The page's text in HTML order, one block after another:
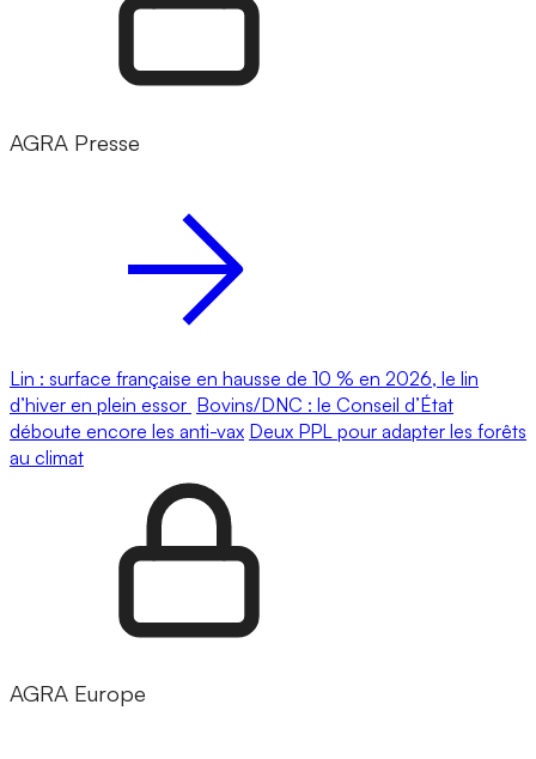
AGRA Presse
Lin : surface française en hausse de 10 % en 2026, le lin
d’hiver en plein essor Bovins/DNC : le Conseil d’État
déboute encore les anti-vax Deux PPL pour adapter les forêts
au climat
AGRA Europe